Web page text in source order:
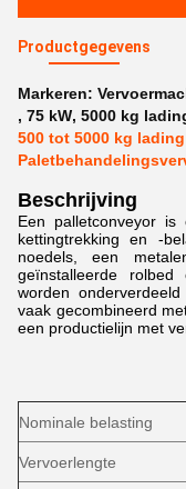
Productgegevens
Markeren:
, 75 kW, 5000 kg
500 tot 5000 kg
Beschrijving
Een palletconveyor is
kettingtrekking en -
noedels, een
geïnstalleerde
worden
vaak gecombineerd
een productielijn met
Nominale belasting
Vervoerlengte